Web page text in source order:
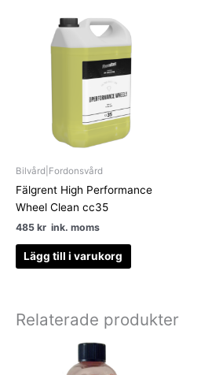
Bilvård|Fordonsvård
Fälgrent High Performance
Wheel Clean cc35
485 kr ink. moms
Lägg till i varukorg
Relaterade produkter
Den
här